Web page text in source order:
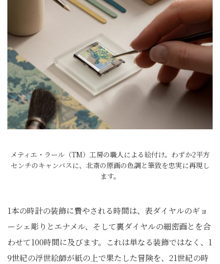
メティエ・ラール（TM）工房の職人による絵付け。わずか2平方
センチのキャンバスに、北斎の原画の色調と筆致を忠実に再現し
ます。
1本の時計の装飾に費やされる時間は、表ダイヤルのギョ
ーシェ彫りとエナメル、そして裏ダイヤルの細密画とを合
わせて100時間に及びます。これは単なる装飾ではなく、1
9世紀の浮世絵師が紙の上で果たした冒険を、21世紀の時